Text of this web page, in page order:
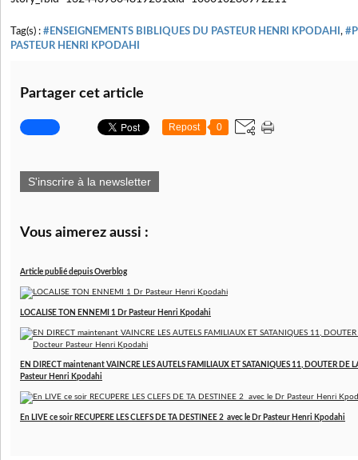
Tag(s) : #ENSEIGNEMENTS BIBLIQUES DU PASTEUR HENRI KPODAHI ,
PASTEUR HENRI KPODAHI
Partager cet article
Repost 0
S'inscrire à la newsletter
Vous aimerez aussi :
Article publié depuis Overblog
LOCALISE TON ENNEMI 1 Dr Pasteur Henri Kpodahi
EN DIRECT maintenant VAINCRE LES AUTELS FAMILIAUX ET SATANIQUES 11, DOUTER DE
Pasteur Henri Kpodahi
En LIVE ce soir RECUPERE LES CLEFS DE TA DESTINEE 2 avec le Dr Pasteur Henri Kpodahi